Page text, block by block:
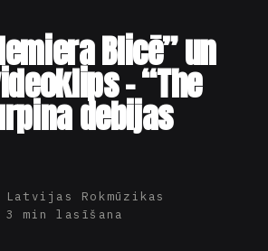
Blicē” un
– “The
debijas
Rokmūzikas
min lasīšana